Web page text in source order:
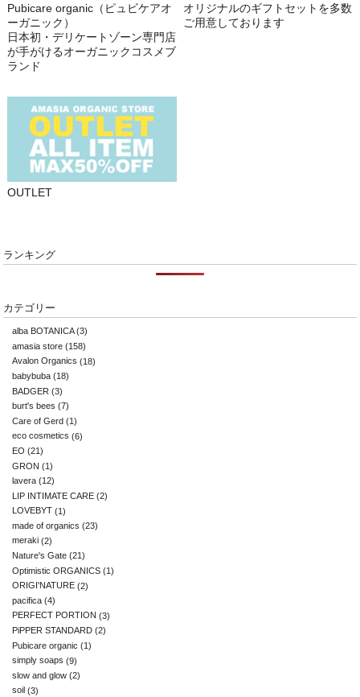
Pubicare organic（ピュビケアオ
ーガニック）
日本初・デリケートゾーン専門店
が手がけるオーガニックコスメブ
ランド
オリジナルのギフトセットを多数
ご用意しております
OUTLET
ランキング
カテゴリー
alba BOTANICA(3)
amasia store (158)
Avalon Organics (18)
babybuba (18)
BADGER (3)
burt's bees (7)
Care of Gerd (1)
eco cosmetics (6)
EO (21)
GRON (1)
lavera (12)
LIP INTIMATE CARE (2)
LOVEBYT (1)
made of organics (23)
meraki (2)
Nature's Gate (21)
Optimistic ORGANICS (1)
ORIGI'NATURE (2)
pacifica (4)
PERFECT PORTION (3)
PiPPER STANDARD (2)
Pubicare organic (1)
simply soaps (9)
slow and glow (2)
soil (3)